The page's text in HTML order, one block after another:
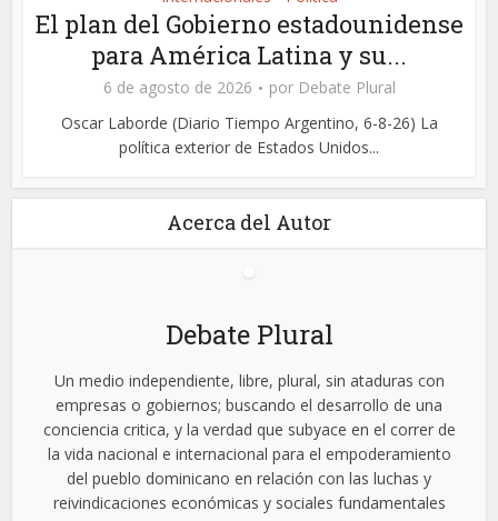
El plan del Gobierno estadounidense
para América Latina y su...
6 de agosto de 2026 por Debate Plural
Oscar Laborde (Diario Tiempo Argentino, 6-8-26) La
política exterior de Estados Unidos...
Acerca del Autor
Debate Plural
Un medio independiente, libre, plural, sin ataduras con
empresas o gobiernos; buscando el desarrollo de una
conciencia critica, y la verdad que subyace en el correr de
la vida nacional e internacional para el empoderamiento
del pueblo dominicano en relación con las luchas y
reivindicaciones económicas y sociales fundamentales